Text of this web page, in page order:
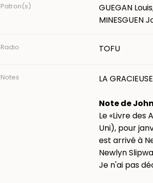
Patron(s)
GUEGAN
MINESGUEN
Radio TOFU
Notes LA
Note de
Le «Livre des
Uni), pour
est arrivé à
Newlyn
Je n'ai pas